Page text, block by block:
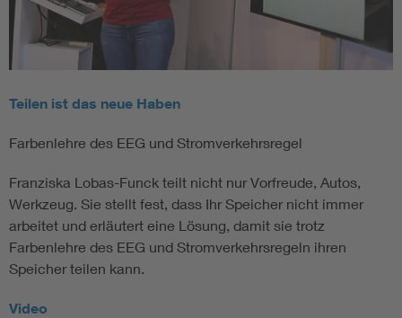
Teilen ist das neue Haben
Farbenlehre des EEG und Stromverkehrsregel
Franziska Lobas-Funck teilt nicht nur Vorfreude, Autos,
Werkzeug. Sie stellt fest, dass Ihr Speicher nicht immer
arbeitet und erläutert eine Lösung, damit sie trotz
Farbenlehre des EEG und Stromverkehrsregeln ihren
Speicher teilen kann.
Video